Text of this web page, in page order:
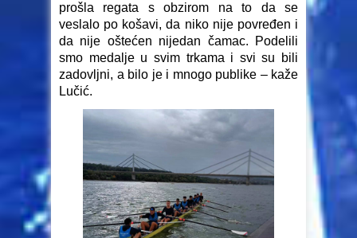
prošla regata s obzirom na to da se
veslalo po košavi, da niko nije povređen i
da nije oštećen nijedan čamac. Podelili
smo medalje u svim trkama i svi su bili
zadovljni, a bilo je i mnogo publike – kaže
Lučić.